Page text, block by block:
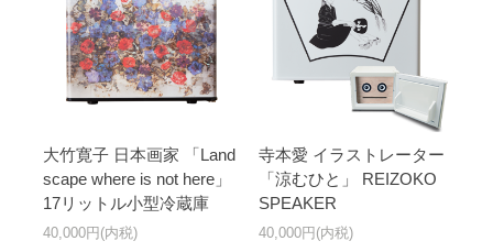
大竹寛子 日本画家 「Land
scape where is not here」
17リットル小型冷蔵庫
40,000円(内税)
寺本愛 イラストレーター
「涼むひと」 REIZOKO
SPEAKER
40,000円(内税)